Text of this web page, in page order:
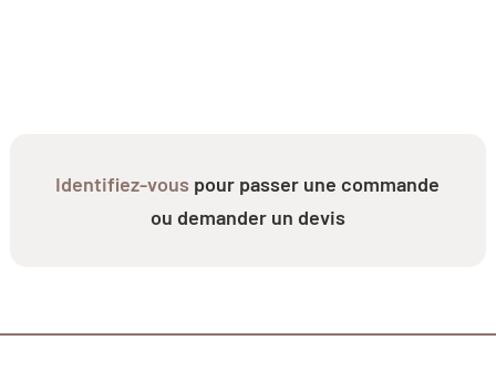
Identifiez-vous pour passer une commande
ou demander un devis